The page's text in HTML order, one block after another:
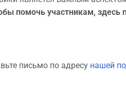
помочь участникам, здесь
письмо по адресу нашей